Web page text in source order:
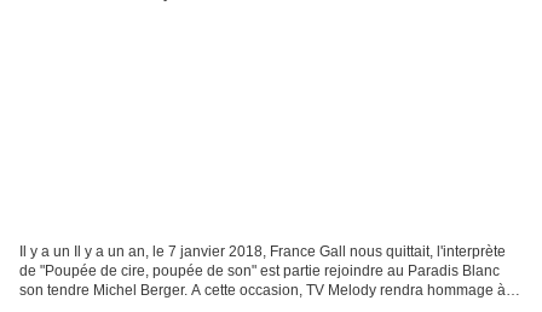
Il y a un Il y a un an, le 7 janvier 2018, France Gall nous quittait, l'interprète
de "Poupée de cire, poupée de son" est partie rejoindre au Paradis Blanc
son tendre Michel Berger. A cette occasion, TV Melody rendra hommage à la